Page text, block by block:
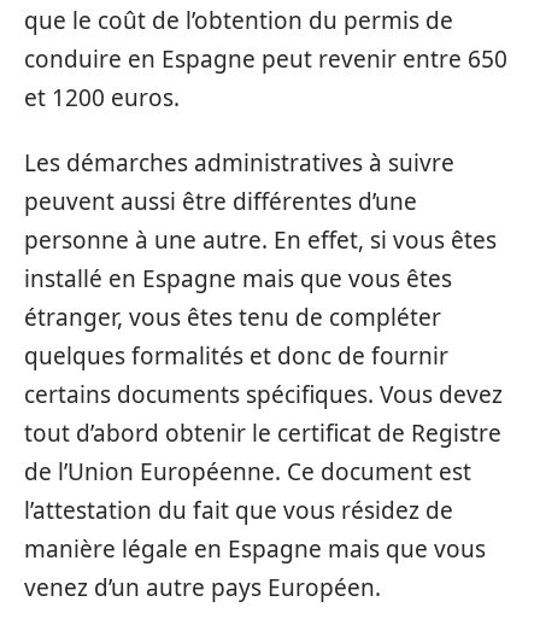
que le coût de l’obtention du permis de
conduire en Espagne peut revenir entre 650
et 1200 euros.
Les démarches administratives à suivre
peuvent aussi être différentes d’une
personne à une autre. En effet, si vous êtes
installé en Espagne mais que vous êtes
étranger, vous êtes tenu de compléter
quelques formalités et donc de fournir
certains documents spécifiques. Vous devez
tout d’abord obtenir le certificat de Registre
de l’Union Européenne. Ce document est
l’attestation du fait que vous résidez de
manière légale en Espagne mais que vous
venez d’un autre pays Européen.